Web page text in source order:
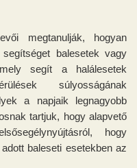
megtanulják, hogyan
balesetek vagy
segít a halálesetek
súlyosságának
a napjaik legnagyobb
tartjuk, hogy alapvető
hogy
baleseti esetekben az